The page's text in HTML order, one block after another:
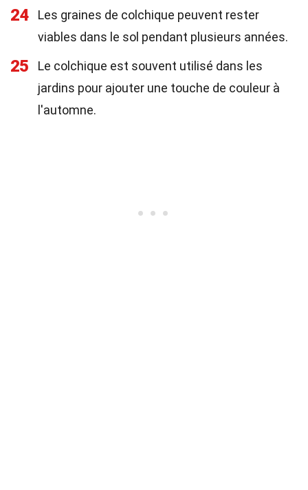
24
Les graines de colchique peuvent rester
viables dans le sol pendant plusieurs années.
25
Le colchique est souvent utilisé dans les
jardins pour ajouter une touche de couleur à
l'automne.